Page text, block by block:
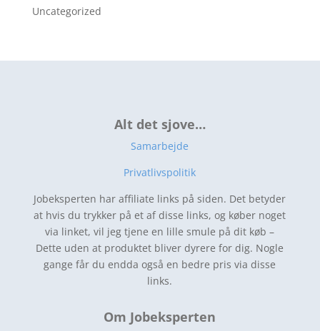
Uncategorized
Alt det sjove…
Samarbejde
Privatlivspolitik
Jobeksperten har affiliate links på siden. Det betyder
at hvis du trykker på et af disse links, og køber noget
via linket, vil jeg tjene en lille smule på dit køb –
Dette uden at produktet bliver dyrere for dig. Nogle
gange får du endda også en bedre pris via disse
links.
Om Jobeksperten